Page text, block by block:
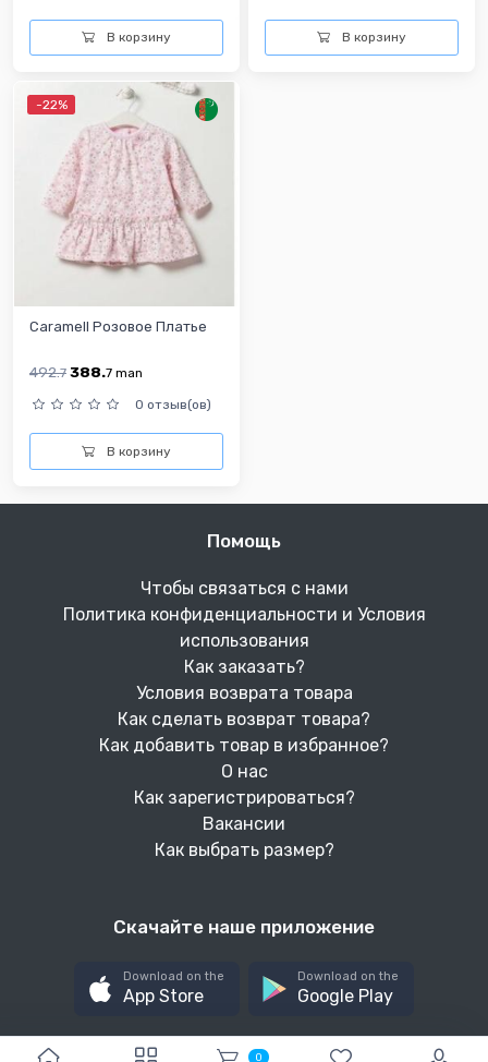
В корзину В корзину
-22%
Caramell Розовое Платье
492.7 388.7 man
0 отзыв(ов)
В корзину
0
Помощь
Чтобы связаться с нами
Политика конфиденциальности и Условия
использования
Как заказать?
Условия возврата товара
Как сделать возврат товара?
Как добавить товар в избранное?
О нас
Как зарегистрироваться?
Вакансии
Как выбрать размер?
Скачайте наше приложение
Download on the
App Store
Download on the
Google Play